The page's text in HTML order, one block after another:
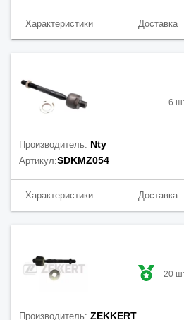
Характеристики Доставка
6
Производитель: Nty
Артикул:SDKMZ054
Характеристики Доставка
20
Производитель: ZEKKERT